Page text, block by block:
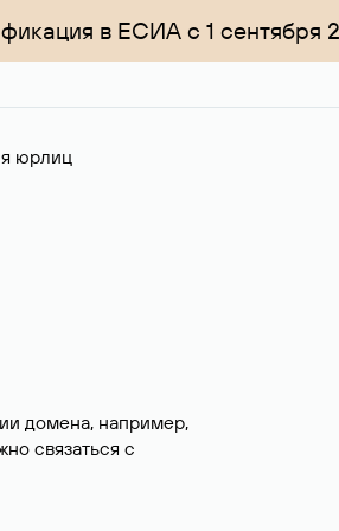
в ЕСИА с 1 сентября
юрлиц
домена, например,
связаться с